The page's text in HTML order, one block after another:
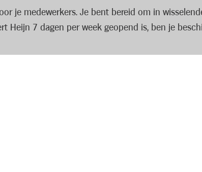
je medewerkers. Je bent bereid om in
Heijn 7 dagen per week geopend is, ben je